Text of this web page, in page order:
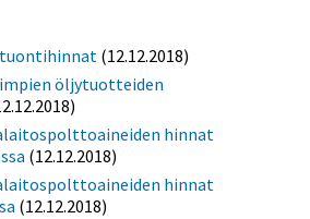
tuontihinnat (12.12.2018)
öljytuotteiden
hinnat
(12.12.2018)
hinnat
(12.12.2018)